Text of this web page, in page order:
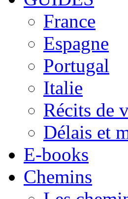
France
Espagne
Portugal
Italie
Récits de
Délais et
E-books
Chemins